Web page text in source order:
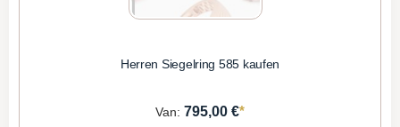
Herren Siegelring 585 kaufen
Van: 795,00 €*